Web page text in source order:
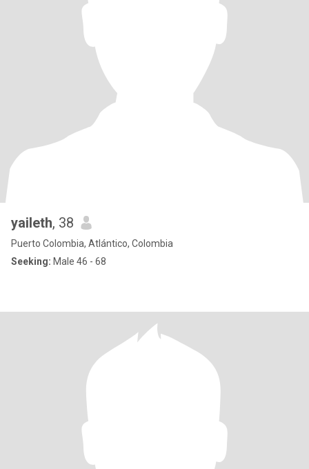
yaileth, 38
Puerto Colombia, Atlántico, Colombia
Seeking: Male 46 - 68